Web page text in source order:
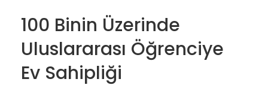
100 Binin Üzerinde
Uluslararası Öğrenciye
Ev Sahipliği